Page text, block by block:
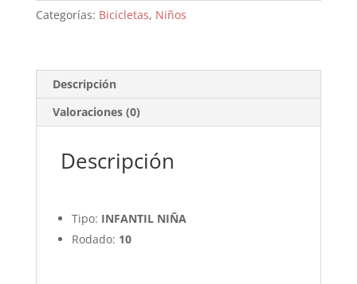
Categorías: Bicicletas, Niños
Descripción
Valoraciones (0)
Descripción
Tipo: INFANTIL NIÑA
Rodado: 10